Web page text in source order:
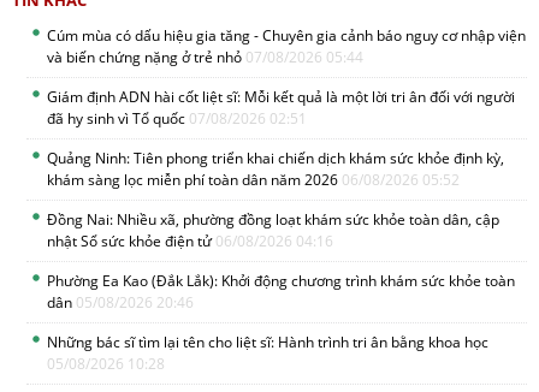
Cúm mùa có dấu hiệu gia tăng - Chuyên gia cảnh báo nguy cơ nhập viện
và biến chứng nặng ở trẻ nhỏ 07/08/2026 05:44
Giám định ADN hài cốt liệt sĩ: Mỗi kết quả là một lời tri ân đối với người
đã hy sinh vì Tổ quốc 07/08/2026 02:51
Quảng Ninh: Tiên phong triển khai chiến dịch khám sức khỏe định kỳ,
khám sàng lọc miễn phí toàn dân năm 2026 06/08/2026 05:52
Đồng Nai: Nhiều xã, phường đồng loạt khám sức khỏe toàn dân, cập
nhật Sổ sức khỏe điện tử06/08/2026 04:16
Phường Ea Kao (Đắk Lắk): Khởi động chương trình khám sức khỏe toàn
dân 05/08/2026 20:46
Những bác sĩ tìm lại tên cho liệt sĩ: Hành trình tri ân bằng khoa học
05/08/2026 10:28